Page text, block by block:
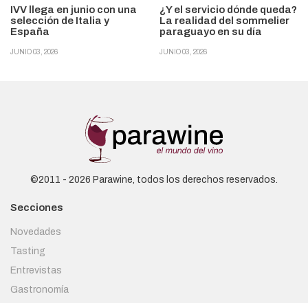
IVV llega en junio con una
selección de Italia y
España
JUNIO 03, 2026
¿Y el servicio dónde queda?
La realidad del sommelier
paraguayo en su día
JUNIO 03, 2026
©2011 - 2026 Parawine, todos los derechos reservados.
Secciones
Novedades
Tasting
Entrevistas
Gastronomía